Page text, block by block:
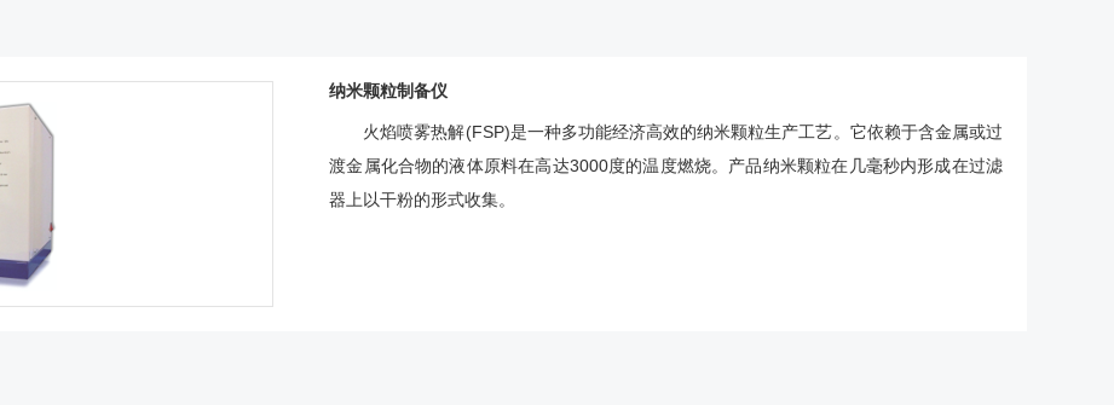
纳米颗粒制备仪
火焰喷雾热解(FSP)是一种多功能经济高效的纳米颗粒生产工艺。它依赖于含金属或过
渡金属化合物的液体原料在高达3000度的温度燃烧。产品纳米颗粒在几毫秒内形成在过滤
器上以干粉的形式收集。